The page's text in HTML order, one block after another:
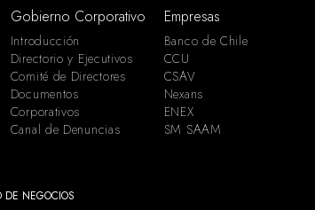
Gobierno Corporativo
Introducción
Directorio y Ejecutivos
Comité de Directores
Documentos
Corporativos
Canal de Denuncias
Empresas
Banco de Chile
CCU
CSAV
Nexans
ENEX
SM SAAM
NEGOCIOS